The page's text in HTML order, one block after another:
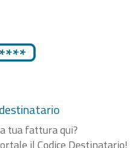
tua fattura qui?
il Codice Destinatario!